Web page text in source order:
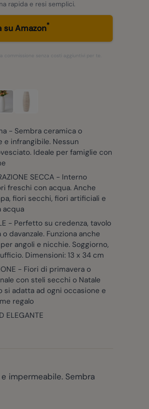
rapida e resi semplici.
Amazon*
senza costi aggiuntivi per te.
- Sembra ceramica o
e infrangibile. Nessun
Ideale per famiglie con
SECCA - Interno
freschi con acqua. Anche
fiori secchi, fiori artificiali e
acqua
- Perfetto su credenza, tavolo
davanzale. Funziona anche
angoli e nicchie. Soggiorno,
Dimensioni: 13 x 34 cm
- Fiori di primavera o
con steli secchi o Natale
si adatta ad ogni occasione e
regalo
ELEGANTE
impermeabile. Sembra